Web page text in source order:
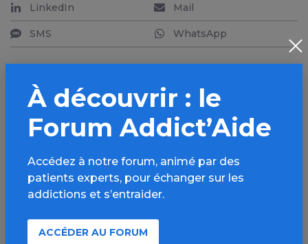
LinkedIn Mail
SMS WhatsApp
Aller plus loin sur
Informations, parcours d’évaluations,
bonnes pratiques, FAQ, annuaires,
À découvrir : le
Forum Addict’Aide
Accédez à notre forum, animé par des
patients experts, pour échanger sur les
addictions et s’entraider.
ACCÉDER AU FORUM